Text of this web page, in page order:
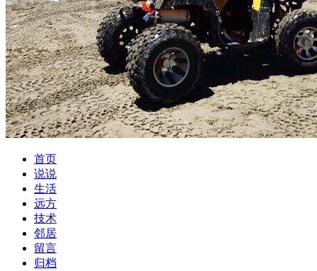
首页
说说
生活
远方
技术
邻居
留言
归档